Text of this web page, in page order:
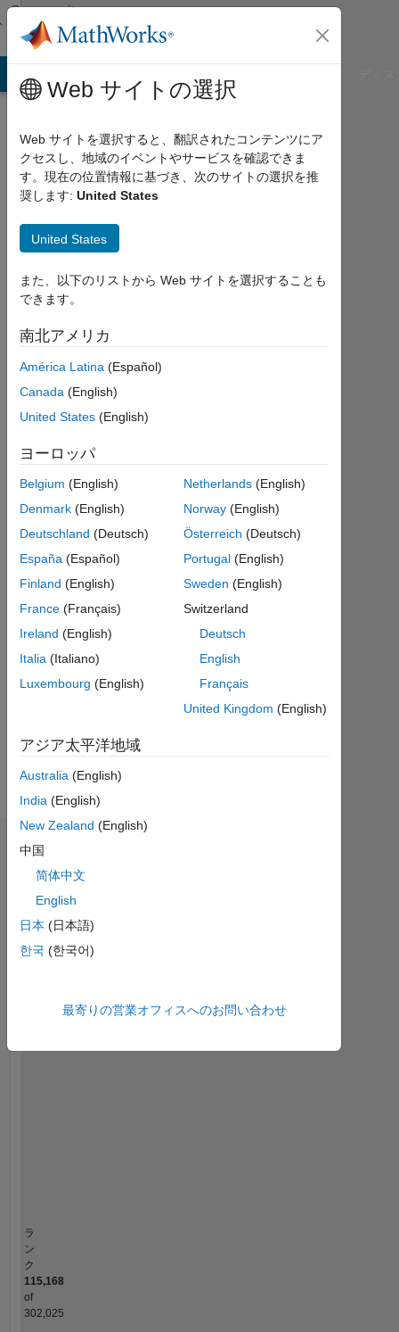
コンテンツへスキップ
Community
Profile
Archisman
Dinda
Manipal
of
Technology
2018
ら
ア
Followers:
Following:
Follow
メ
Curious
learner.
ダッシュボード
計
コントリビューション
ラ
ン
ク
115,168
of
302,025
Web サイトの選択
Web サイトを選択すると、翻訳されたコンテンツにア
クセスし、地域のイベントやサービスを確認できま
す。現在の位置情報に基づき、次のサイトの選択を推
奨します: United States
United States
また、以下のリストから Web サイトを選択することも
できます。
南北アメリカ
América Latina (Español)
Canada (English)
United States (English)
ヨーロッパ
Belgium (English)
Denmark (English)
Deutschland (Deutsch)
España (Español)
Finland (English)
France (Français)
Ireland (English)
Italia (Italiano)
Luxembourg (English)
Netherlands (English)
Norway (English)
Österreich (Deutsch)
Portugal (English)
Sweden (English)
Switzerland
Deutsch
English
Français
United Kingdom (English)
アジア太平洋地域
Australia (English)
India (English)
New Zealand (English)
中国
简体中文
English
日本 (日本語)
한국 (한국어)
最寄りの営業オフィスへのお問い合わせ